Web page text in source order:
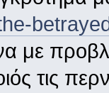
με
τις